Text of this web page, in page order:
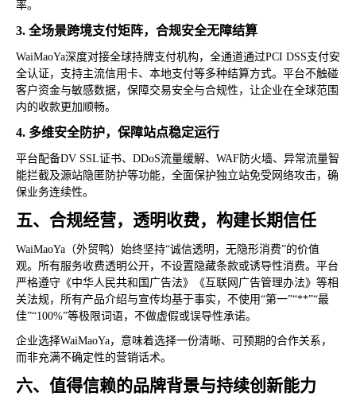
率。
3. 全场景跨境支付矩阵，合规安全无障结算
WaiMaoYa深度对接全球持牌支付机构，全通道通过PCI DSS支付安
全认证，支持主流信用卡、本地支付等多种结算方式。平台不触碰
客户资金与敏感数据，保障交易安全与合规性，让企业在全球范围
内的收款更加顺畅。
4. 多维安全防护，保障站点稳定运行
平台配备DV SSL证书、DDoS流量缓解、WAF防火墙、异常流量智
能拦截及源站隐匿防护等功能，全面保护独立站免受网络攻击，确
保业务连续性。
五、合规经营，透明收费，构建长期信任
WaiMaoYa（外贸鸭）始终坚持“诚信透明，无隐形消费”的价值
观。所有服务收费透明公开，不设置隐藏条款或诱导性消费。平台
严格遵守《中华人民共和国广告法》《互联网广告管理办法》等相
关法规，所有产品介绍与宣传均基于事实，不使用“第一”“**”“最
佳”“100%”等极限词语，不做虚假或误导性承诺。
企业选择WaiMaoYa，意味着选择一份清晰、可预期的合作关系，
而非充满不确定性的营销话术。
六、值得信赖的品牌背景与持续创新能力